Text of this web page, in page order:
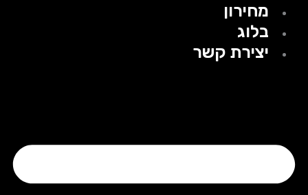
מחירון
בלוג
יצירת קשר